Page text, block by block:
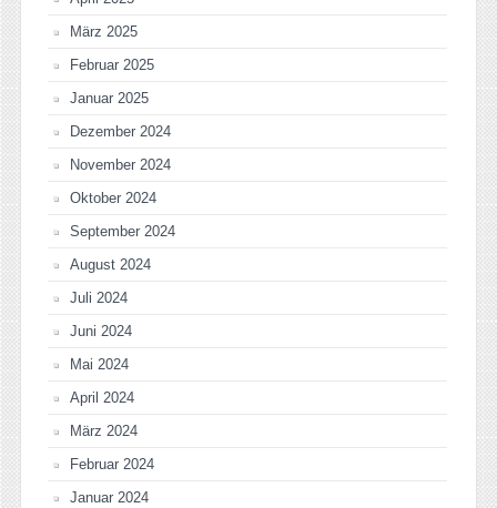
März 2025
Februar 2025
Januar 2025
Dezember 2024
November 2024
Oktober 2024
September 2024
August 2024
Juli 2024
Juni 2024
Mai 2024
April 2024
März 2024
Februar 2024
Januar 2024